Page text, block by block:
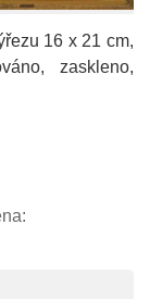
16 x 21 cm,
zaskleno,